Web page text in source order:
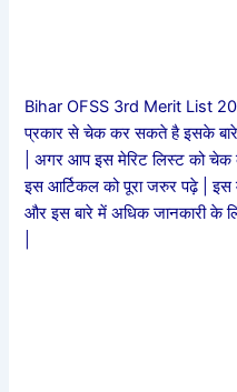
Bihar OFSS 3rd Merit List
प्रकार से चेक कर सकते है इसके बारे
| अगर आप इस मेरिट लिस्ट को चेक
इस आर्टिकल को पूरा जरुर पढ़े |
और इस बारे में अधिक जानकारी के